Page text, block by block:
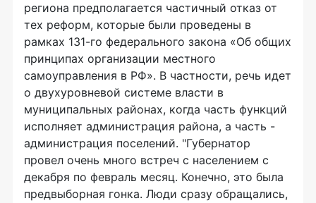
региона предполагается частичный отказ от
тех реформ, которые были проведены в
рамках 131-го федерального закона «Об общих
принципах организации местного
самоуправления в РФ». В частности, речь идет
о двухуровневой системе власти в
муниципальных районах, когда часть функций
исполняет администрация района, а часть -
администрация поселений. "Губернатор
провел очень много встреч с населением с
декабря по февраль месяц. Конечно, это была
предвыборная гонка. Люди сразу обращались,